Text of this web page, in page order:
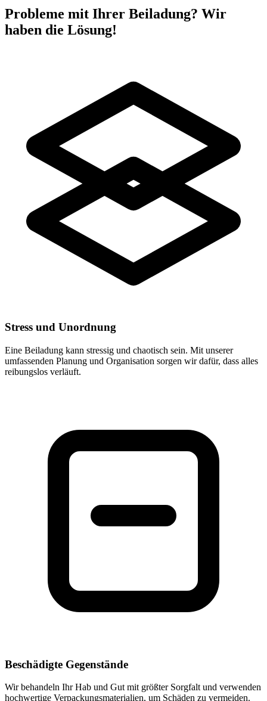
Probleme mit Ihrer Beiladung? Wir
haben die Lösung!
Stress und Unordnung
Eine Beiladung kann stressig und chaotisch sein. Mit unserer
umfassenden Planung und Organisation sorgen wir dafür, dass alles
reibungslos verläuft.
Beschädigte Gegenstände
Wir behandeln Ihr Hab und Gut mit größter Sorgfalt und verwenden
hochwertige Verpackungsmaterialien, um Schäden zu vermeiden.